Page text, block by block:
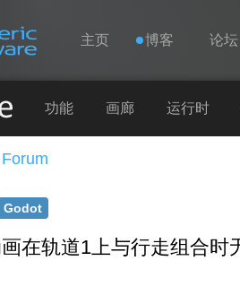
主页 博客 论坛
功能 画廊 运行时
Godot
在轨道1上与行走组合时